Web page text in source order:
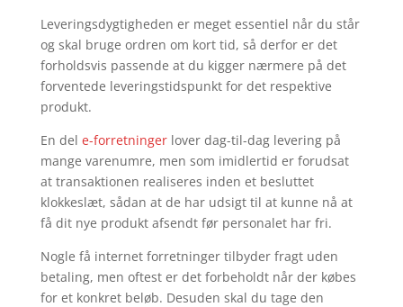
Leveringsdygtigheden er meget essentiel når du står
og skal bruge ordren om kort tid, så derfor er det
forholdsvis passende at du kigger nærmere på det
forventede leveringstidspunkt for det respektive
produkt.
En del e-forretningerlover dag-til-dag levering på
mange varenumre, men som imidlertid er forudsat
at transaktionen realiseres inden et besluttet
klokkeslæt, sådan at de har udsigt til at kunne nå at
få dit nye produkt afsendt før personalet har fri.
Nogle få internet forretninger tilbyder fragt uden
betaling, men oftest er det forbeholdt når der købes
for et konkret beløb. Desuden skal du tage den